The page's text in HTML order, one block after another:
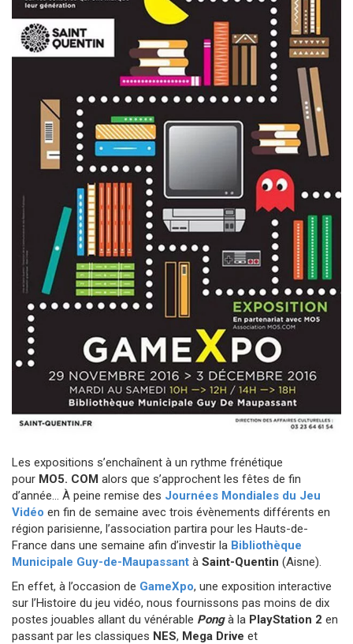
Les expositions s’enchaînent à un rythme frénétique
pour MO5. COM alors que s’approchent les fêtes de fin
d’année… À peine remise des Journées Mondiales du Jeu
Vidéo en fin de semaine avec trois évènements différents en
région parisienne, l’association partira pour les Hauts-de-
France dans une semaine afin d’investir la Bibliothèque
Municipale Guy-de-Maupassant à Saint-Quentin (Aisne).
En effet, à l’occasion de GameXpo, une exposition interactive
sur l’Histoire du jeu vidéo, nous fournissons pas moins de dix
postes jouables allant du vénérable Pong à la PlayStation 2 en
passant par les classiques NES, Mega Drive et